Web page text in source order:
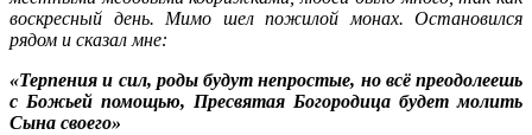
воскресный день. Мимо шел пожилой монах. Остановился
рядом и сказал мне:
«Терпения и сил, роды будут непростые, но всё преодолеешь
с Божьей помощью, Пресвятая Богородица будет молить
Сына своего»